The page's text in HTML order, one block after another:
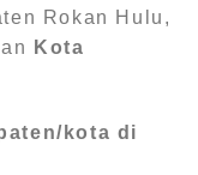
Rokan Hulu,
Kota
kota di